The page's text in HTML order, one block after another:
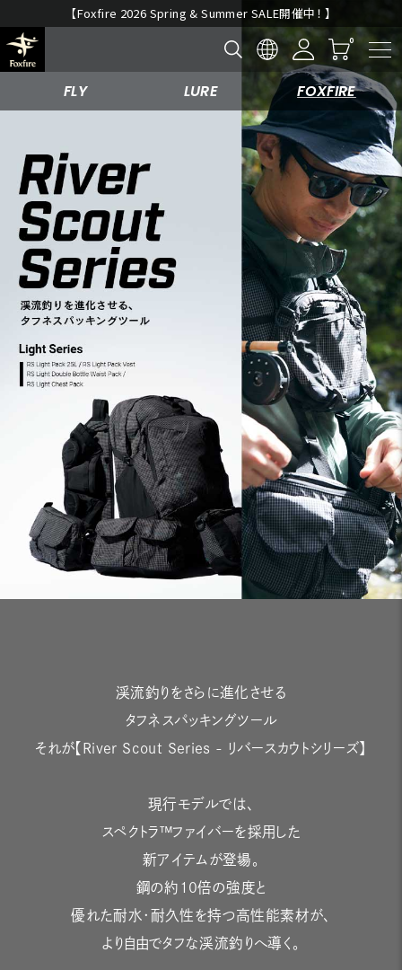
新規入会キャンペーン開催中！
FLY LURE FOXFIRE
渓流釣りをさらに進化させる
タフネスパッキングツール
それが【River Scout Series - リバースカウトシリーズ】
現行モデルでは、
スペクトラ™ファイバーを採用した
新アイテムが登場。
鋼の約10倍の強度と
優れた耐水・耐久性を持つ高性能素材が、
より自由でタフな渓流釣りへ導く。